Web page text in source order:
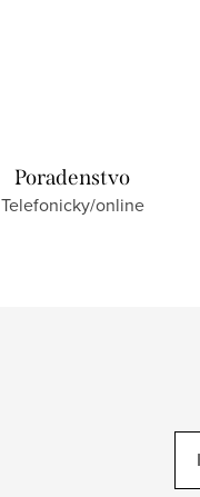
Poradenstvo
Telefonicky/online